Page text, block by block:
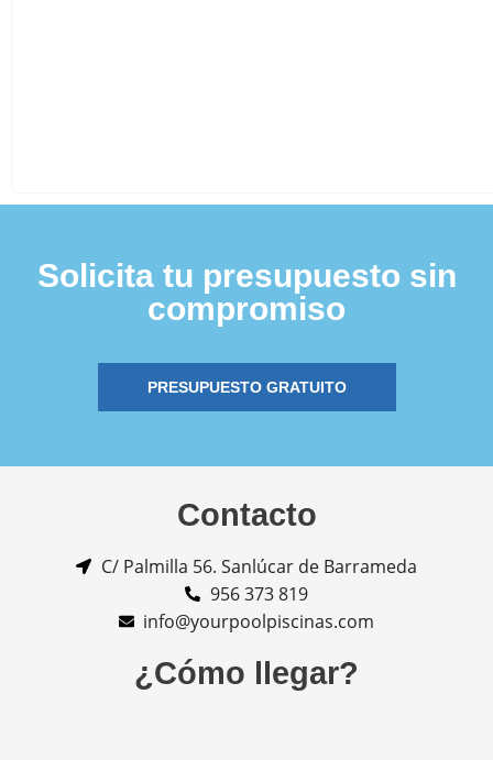
Solicita tu presupuesto sin
compromiso
PRESUPUESTO GRATUITO
Contacto
C/ Palmilla 56. Sanlúcar de Barrameda
956 373 819
info@yourpoolpiscinas.com
¿Cómo llegar?